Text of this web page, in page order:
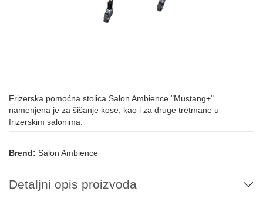
Frizerska pomoćna stolica Salon Ambience "Mustang+"
namenjena je za šišanje kose, kao i za druge tretmane u
frizerskim salonima.
Brend: Salon Ambience
Detaljni opis proizvoda